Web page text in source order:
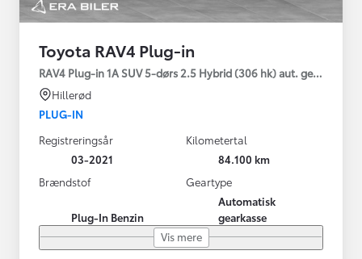
Toyota RAV4 Plug-in
RAV4 Plug-in 1A SUV 5-dørs 2.5 Hybrid (306 hk) aut. gear
Hillerød
PLUG-IN
Registreringsår
03-2021
Kilometertal
84.100 km
Brændstof
Plug-In Benzin
Geartype
Automatisk
gearkasse
Vis mere